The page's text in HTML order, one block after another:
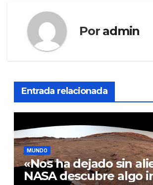
Por admin
Entrada relacionada
MUNDO
«Nos ha dejado sin
NASA descubre algo